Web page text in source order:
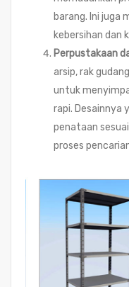
barang. Ini juga
kebersihan dan
Perpustakaan
arsip, rak
untuk
rapi. Desainnya
penataan
proses